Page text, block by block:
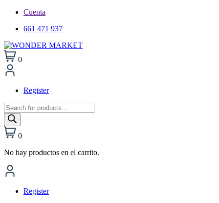
Cuenta
661 471 937
0
Register
Búsqueda
de
productos
0
No hay productos en el carrito.
Register